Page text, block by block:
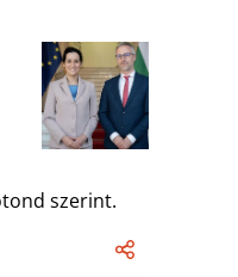
szerint.